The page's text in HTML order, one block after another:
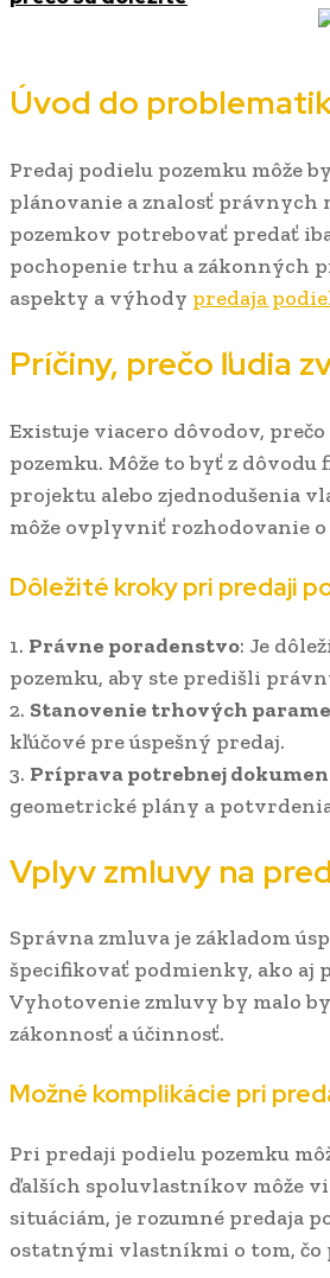
Úvod do
Predaj podielu pozemku môže
plánovanie a znalosť
pozemkov potrebovať predať
pochopenie trhu a zákonných
aspekty a výhody predaja
Príčiny, prečo ľudia
Existuje viacero dôvodov,
pozemku. Môže to byť z
projektu alebo zjednodušenia
môže ovplyvniť rozhodovanie
Dôležité kroky pri predaji
1. Právne poradenstvo: Je
pozemku, aby ste predišli
2. Stanovenie trhových
kľúčové pre úspešný predaj.
3. Príprava potrebnej
geometrické plány a
Vplyv zmluvy na
Správna zmluva je základom
špecifikovať podmienky, ako
Vyhotovenie zmluvy by malo
zákonnosť a účinnosť.
Možné komplikácie pri
Pri predaji podielu pozemku
ďalších spoluvlastníkov môže
situáciám, je rozumné predaja
ostatnými vlastníkmi o tom, čo